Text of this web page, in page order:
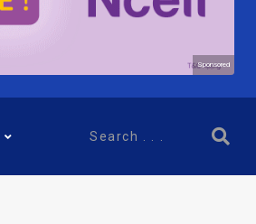
Sponsored